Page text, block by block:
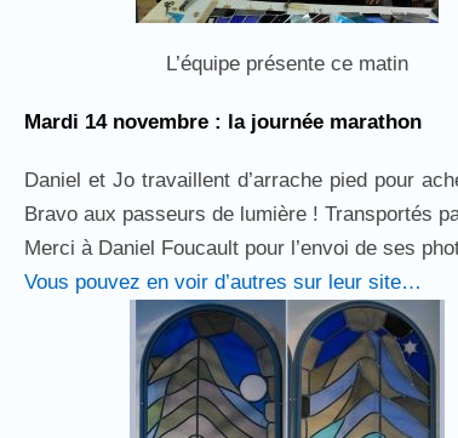
L’équipe présente ce matin
Mardi 14 novembre : la journée marathon
Daniel et Jo travaillent d’arrache pied pour
Bravo aux passeurs de lumière ! Transportés
Merci à Daniel Foucault pour l’envoi de ses
Vous pouvez en voir d’autres sur leur site…